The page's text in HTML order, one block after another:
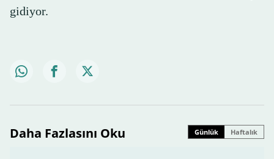
gidiyor.
Daha Fazlasını Oku Günlük Haftalık